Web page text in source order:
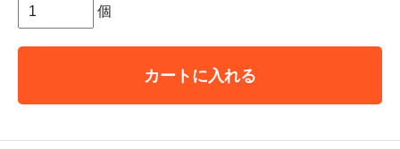
個
カートに入れる